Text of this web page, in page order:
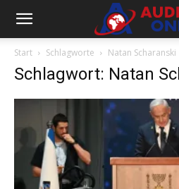
Start Schlagworte Natan Scharanski
Schlagwort: Natan